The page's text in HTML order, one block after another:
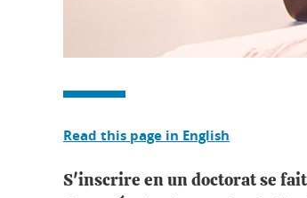
Read this page in English
S'inscrire en un doctorat se